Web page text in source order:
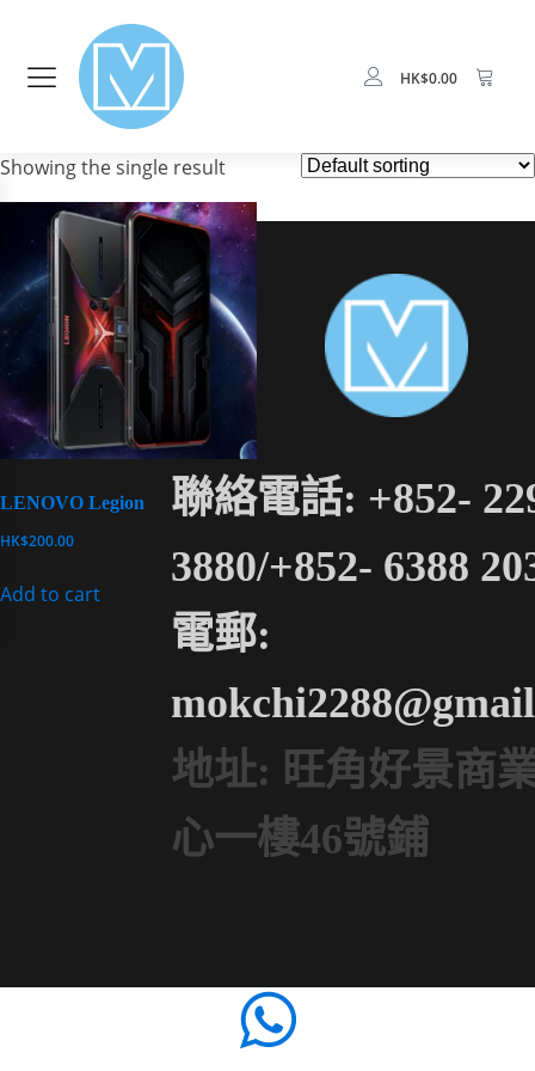
HK$0.00
Showing the single result
LENOVO Legion
HK$200.00
Add to cart
聯絡電話: +852-
3880/+852- 6388
電郵:
地址: 旺角好景商
心一樓46號鋪